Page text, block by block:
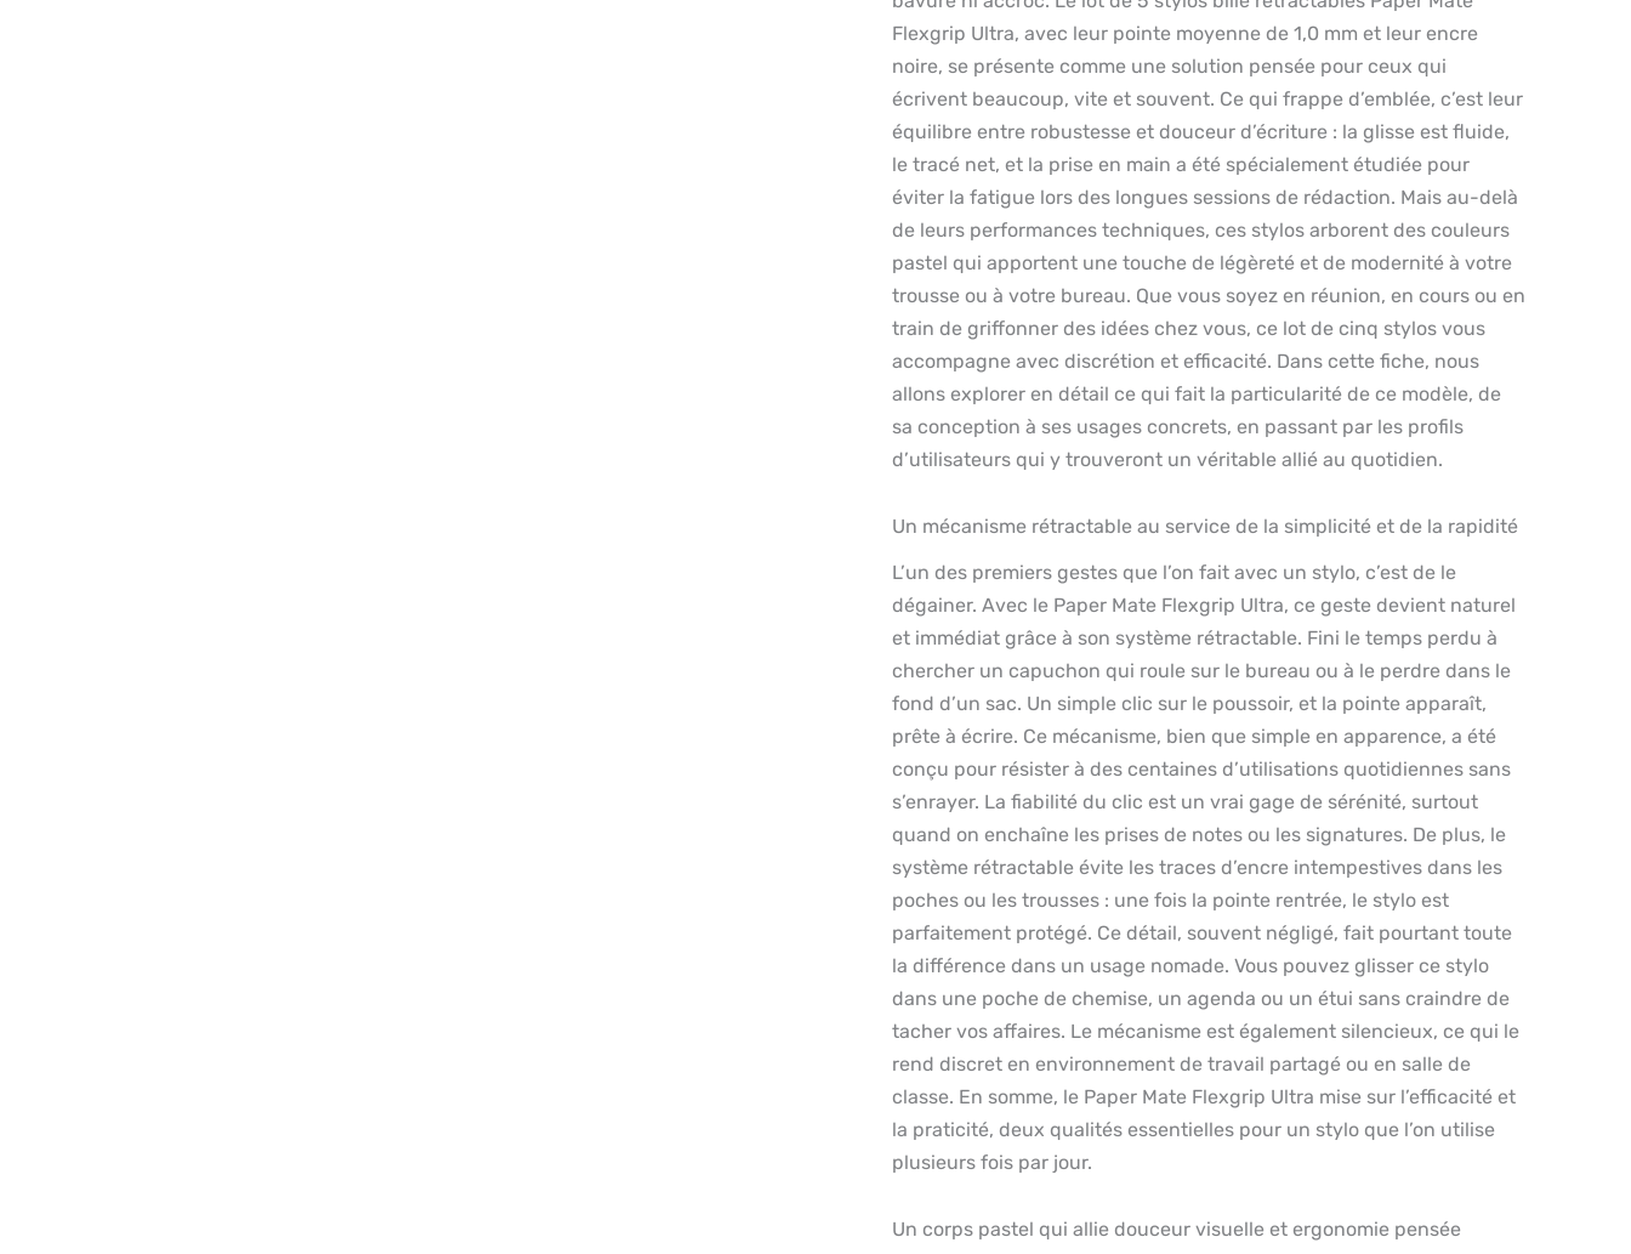
Flexgrip Ultra, avec leur pointe moyenne de 1,0 mm et leur encre
noire, se présente comme une solution pensée pour ceux qui
écrivent beaucoup, vite et souvent. Ce qui frappe d’emblée, c’est leur
équilibre entre robustesse et douceur d’écriture : la glisse est fluide,
le tracé net, et la prise en main a été spécialement étudiée pour
éviter la fatigue lors des longues sessions de rédaction. Mais au-delà
de leurs performances techniques, ces stylos arborent des couleurs
pastel qui apportent une touche de légèreté et de modernité à votre
trousse ou à votre bureau. Que vous soyez en réunion, en cours ou en
train de griffonner des idées chez vous, ce lot de cinq stylos vous
accompagne avec discrétion et efficacité. Dans cette fiche, nous
allons explorer en détail ce qui fait la particularité de ce modèle, de
sa conception à ses usages concrets, en passant par les profils
d’utilisateurs qui y trouveront un véritable allié au quotidien.
Un mécanisme rétractable au service de la simplicité et de la rapidité
L’un des premiers gestes que l’on fait avec un stylo, c’est de le
dégainer. Avec le Paper Mate Flexgrip Ultra, ce geste devient naturel
et immédiat grâce à son système rétractable. Fini le temps perdu à
chercher un capuchon qui roule sur le bureau ou à le perdre dans le
fond d’un sac. Un simple clic sur le poussoir, et la pointe apparaît,
prête à écrire. Ce mécanisme, bien que simple en apparence, a été
conçu pour résister à des centaines d’utilisations quotidiennes sans
s’enrayer. La fiabilité du clic est un vrai gage de sérénité, surtout
quand on enchaîne les prises de notes ou les signatures. De plus, le
système rétractable évite les traces d’encre intempestives dans les
poches ou les trousses : une fois la pointe rentrée, le stylo est
parfaitement protégé. Ce détail, souvent négligé, fait pourtant toute
la différence dans un usage nomade. Vous pouvez glisser ce stylo
dans une poche de chemise, un agenda ou un étui sans craindre de
tacher vos affaires. Le mécanisme est également silencieux, ce qui le
rend discret en environnement de travail partagé ou en salle de
classe. En somme, le Paper Mate Flexgrip Ultra mise sur l’efficacité et
la praticité, deux qualités essentielles pour un stylo que l’on utilise
plusieurs fois par jour.
Un corps pastel qui allie douceur visuelle et ergonomie pensée